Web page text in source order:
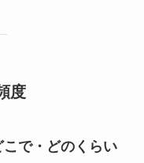
度
こで・どのくらい